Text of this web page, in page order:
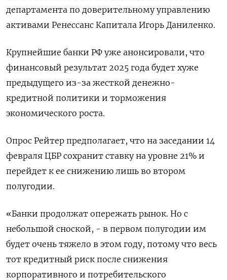
департамента по доверительному управлению
активами Ренессанс Капитала Игорь Даниленко.
Крупнейшие банки РФ уже анонсировали, что
финансовый результат 2025 года будет хуже
предыдущего из-за жесткой денежно-
кредитной политики и торможения
экономического роста.
Опрос Рейтер предполагает, что на заседании 14
февраля ЦБР сохранит ставку на уровне 21% и
перейдет к ее снижению лишь во втором
полугодии.
«Банки продолжат опережать рынок. Но с
небольшой сноской, - в первом полугодии им
будет очень тяжело в этом году, потому что весь
тот кредитный риск после снижения
корпоративного и потребительского